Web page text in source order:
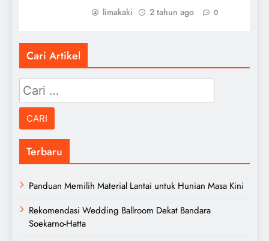
limakaki 2 tahun ago 0
Cari Artikel
Cari
untuk:
Terbaru
Panduan Memilih Material Lantai untuk Hunian Masa Kini
Rekomendasi Wedding Ballroom Dekat Bandara
Soekarno-Hatta